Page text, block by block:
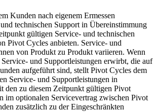
Kunden nach eigenem Ermessen
technischen Support in Übereinstimmung
gültigen Service- und technischen
Pivot Cycles anbieten. Service- und
von Produkt zu Produkt variieren. Wenn
und Supportleistungen erwirbt, die auf
aufgeführt sind, stellt Pivot Cycles dem
Service- und Supportleistungen in
den zu diesem Zeitpunkt gültigen Pivot
im optionalen Servicevertrag zwischen Pivot
zusätzlich zu der Eingeschränkten